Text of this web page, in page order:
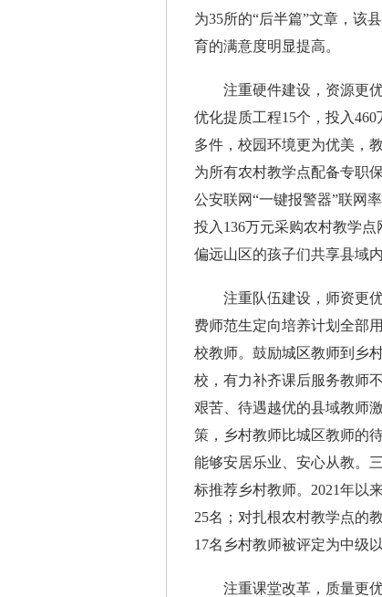
为35所的“后半篇”文章，该
育的满意度明显提高。
注重硬件建设，资源更优
优化提质工程15个，投入
多件，校园环境更为优美，
为所有农村教学点配备专职
公安联网“一键报警器”联网
投入136万元采购农村教学
偏远山区的孩子们共享县域
注重队伍建设，师资更优
费师范生定向培养计划全部
校教师。鼓励城区教师到乡
校，有力补齐课后服务教师
艰苦、待遇越优的县域教师
策，乡村教师比城区教师的
能够安居乐业、安心从教。
标推荐乡村教师。2021年以
25名；对扎根农村教学点的
17名乡村教师被评定为中级
注重课堂改革，质量更优